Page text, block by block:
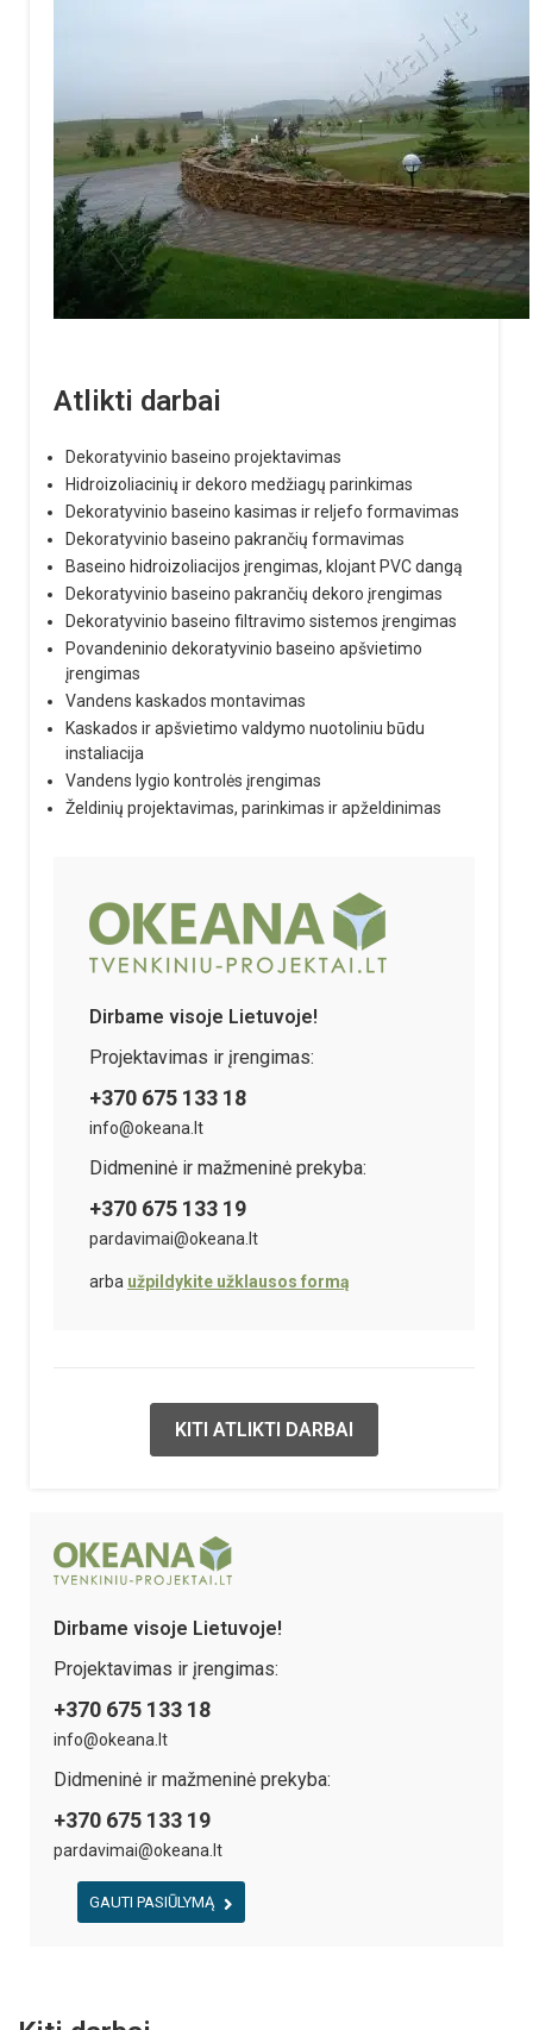
Atlikti darbai
Dekoratyvinio baseino projektavimas
Hidroizoliacinių ir dekoro medžiagų parinkimas
Dekoratyvinio baseino kasimas ir reljefo formavimas
Dekoratyvinio baseino pakrančių formavimas
Baseino hidroizoliacijos įrengimas, klojant PVC dangą
Dekoratyvinio baseino pakrančių dekoro įrengimas
Dekoratyvinio baseino filtravimo sistemos įrengimas
Povandeninio dekoratyvinio baseino apšvietimo
įrengimas
Vandens kaskados montavimas
Kaskados ir apšvietimo valdymo nuotoliniu būdu
instaliacija
Vandens lygio kontrolės įrengimas
Želdinių projektavimas, parinkimas ir apželdinimas
Dirbame visoje Lietuvoje!
Projektavimas ir įrengimas:
+370 675 133 18
info@okeana.lt
Didmeninė ir mažmeninė prekyba:
+370 675 133 19
pardavimai@okeana.lt
arba užpildykite užklausos formą
KITI ATLIKTI DARBAI
Dirbame visoje Lietuvoje!
Projektavimas ir įrengimas:
+370 675 133 18
info@okeana.lt
Didmeninė ir mažmeninė prekyba:
+370 675 133 19
pardavimai@okeana.lt
GAUTI PASIŪLYMĄ